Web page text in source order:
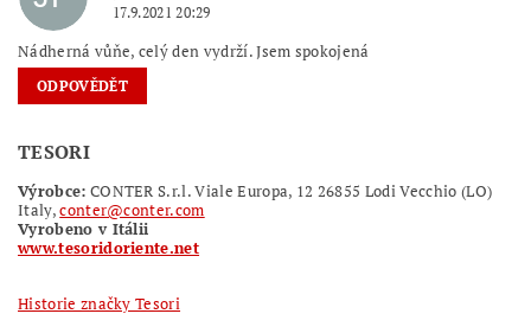
17.9.2021 20:29
Nádherná vůňe, celý den vydrží. Jsem spokojená
ODPOVĚDĚT
TESORI
Výrobce: CONTER S.r.l. Viale Europa, 12 26855 Lodi Vecchio (LO)
Italy,conter@conter.com
Vyrobeno v Itálii
www.tesoridoriente.net
Historie značky Tesori